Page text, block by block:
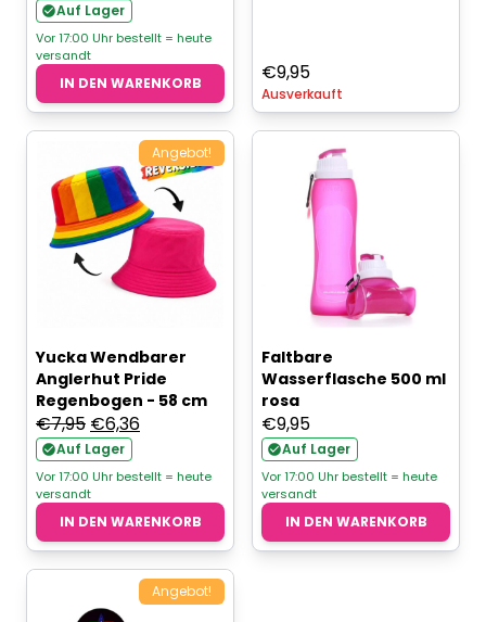
Auf Lager
Vor 17:00 Uhr bestellt = heute
versandt
IN DEN WARENKORB €9,95
Ausverkauft
Angebot!
Yucka Wendbarer
Anglerhut Pride
Regenbogen - 58 cm
€7,95 Ursprünglicher
Preis
war:
€7,95
€6,36Aktueller
ist:
€6,36.
Auf Lager
Vor 17:00 Uhr bestellt = heute
versandt
IN DEN WARENKORB
Faltbare
Wasserflasche 500 ml
rosa
€9,95
Auf Lager
Vor 17:00 Uhr bestellt = heute
versandt
IN DEN WARENKORB
Angebot!